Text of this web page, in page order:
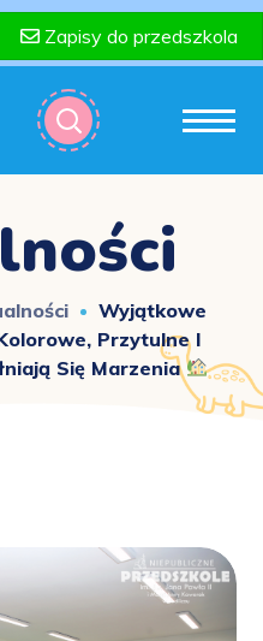
Zapisy do przedszkola
Wyjątkowe
Przytulne I
Się Marzenia